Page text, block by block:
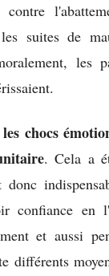
suites de
les
les chocs
. Cela a
confiance en
et aussi
différents